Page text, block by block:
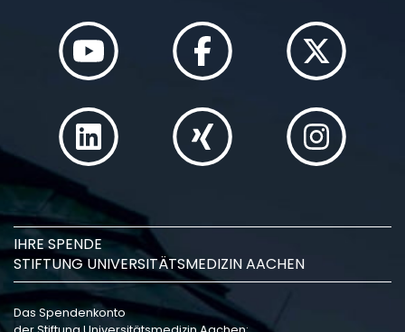
IHRE SPENDE
STIFTUNG UNIVERSITÄTSMEDIZIN AACHEN
Das Spendenkonto